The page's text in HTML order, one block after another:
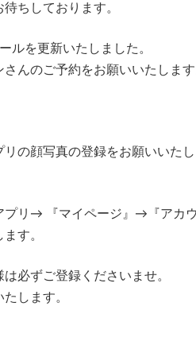
ちしております。
ルを更新いたしました。
さんのご予約をお願いいたします
リの顔写真の登録をお願いいた
プリ→ 『マイページ』→『アカ
す。
必ずご登録くださいませ。
します。